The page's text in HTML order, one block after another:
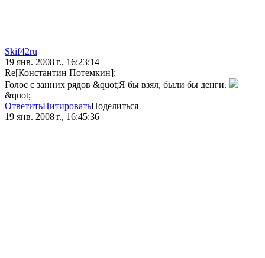
Skif42ru
19 янв. 2008 г., 16:23:14
Re[Константин Потемкин]:
Голос с занних рядов &quot;Я бы взял, были бы денги.
&quot;
ОтветитьЦитироватьПоделиться
19 янв. 2008 г., 16:45:36